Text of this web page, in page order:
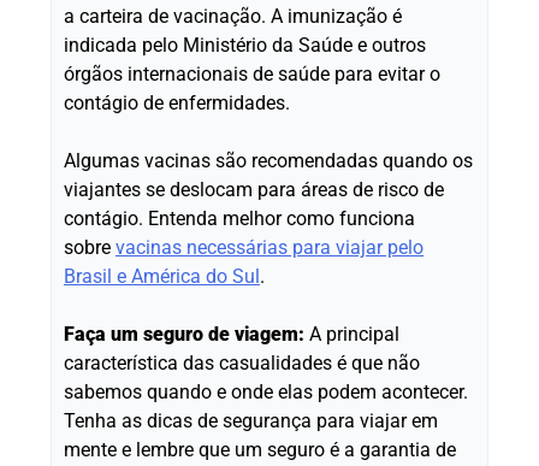
a carteira de vacinação. A imunização é
indicada pelo Ministério da Saúde e outros
órgãos internacionais de saúde para evitar o
contágio de enfermidades.
Algumas vacinas são recomendadas quando os
viajantes se deslocam para áreas de risco de
contágio. Entenda melhor como funciona
sobre vacinas necessárias para viajar pelo
Brasil e América do Sul.
Faça um seguro de viagem: A principal
característica das casualidades é que não
sabemos quando e onde elas podem acontecer.
Tenha as dicas de segurança para viajar em
mente e lembre que um seguro é a garantia de